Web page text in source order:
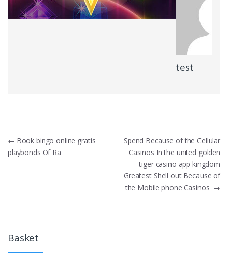
test
Post
navigation
← Book bingo online gratis
playbonds Of Ra
Spend Because of the Cellular
Casinos In the united golden
tiger casino app kingdom
Greatest Shell out Because of
the Mobile phone Casinos →
Basket